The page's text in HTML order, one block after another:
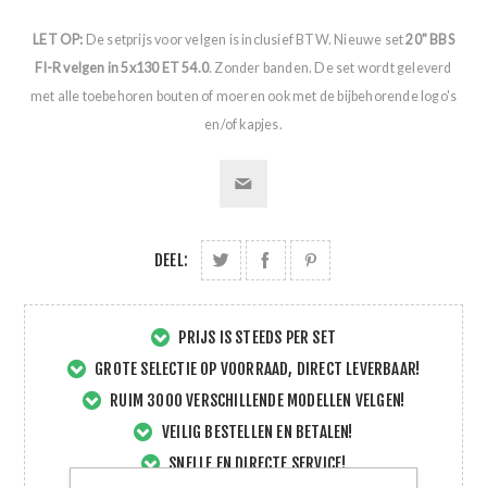
LET OP: De setprijs voor velgen is inclusief BTW. Nieuwe set20" BBS
FI-R velgen in 5x130 ET 54.0. Zonder banden. De set wordt geleverd
met alle toebehoren bouten of moeren ook met de bijbehorende logo's
en/of kapjes.
DEEL:
PRIJS IS STEEDS PER SET
GROTE SELECTIE OP VOORRAAD, DIRECT LEVERBAAR!
RUIM 3000 VERSCHILLENDE MODELLEN VELGEN!
VEILIG BESTELLEN EN BETALEN!
SNELLE EN DIRECTE SERVICE!